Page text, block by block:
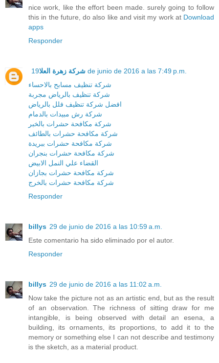
nice work, like the effort been made. surely going to follow
this in the future, do also like and visit my work at Download
apps
Responder
شركة زهرة العلا 19 de junio de 2016 a las 7:49 p.m.
شركة تنظيف مسابح بالاحساء
شركة تنظيف بالرياض مجربة
افضل شركة تنظيف فلل بالرياض
شركة رش مبيدات بالدمام
شركة مكافحة حشرات بالخبر
شركة مكافحة حشرات بالطائف
شركة مكافحة حشرات ببريدة
شركة مكافحة حشرات بنجران
القضاء علي النمل الابيض
شركة مكافحة حشرات بجازان
شركة مكافحة حشرات بالخرج
Responder
billys 29 de junio de 2016 a las 10:59 a.m.
Este comentario ha sido eliminado por el autor.
Responder
billys 29 de junio de 2016 a las 11:02 a.m.
Now take the picture not as an artistic end, but as the result
of an observation. The richness of sitting draw for me
intangible, is being observed with detail an esena, a
building, its ornaments, its proportions, to add it to the
memory or something else I can not describe and testimony
is the sketch, as a material product.